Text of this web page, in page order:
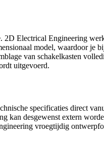
Electrical Engineering
model, waardoor je
van schakelkasten
uitgevoerd.
specificaties direct
kan desgewenst extern
vroegtijdig